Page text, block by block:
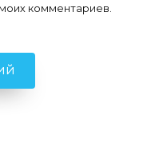
комментариев.